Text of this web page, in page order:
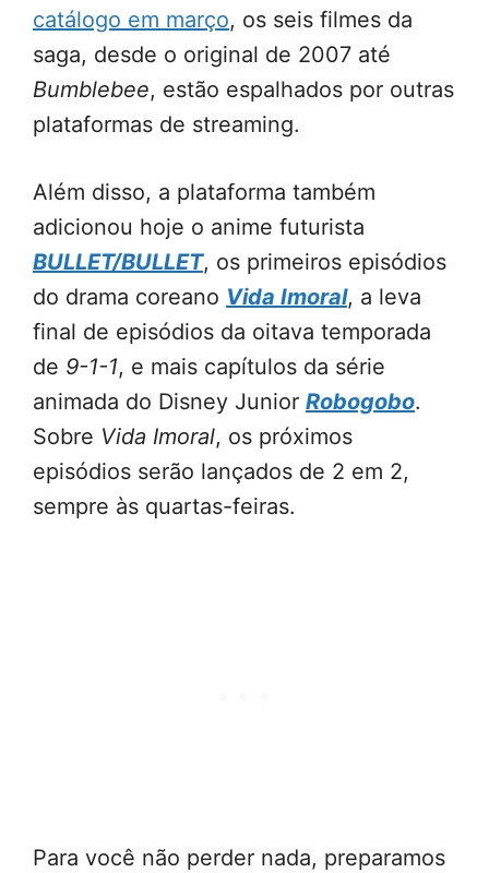
catálogo em março, os seis filmes da
saga, desde o original de 2007 até
Bumblebee, estão espalhados por outras
plataformas de streaming.
Além disso, a plataforma também
adicionou hoje o anime futurista
BULLET/BULLET, os primeiros episódios
do drama coreano Vida Imoral, a leva
final de episódios da oitava temporada
de 9-1-1, e mais capítulos da série
animada do Disney Junior Robogobo.
Sobre Vida Imoral, os próximos
episódios serão lançados de 2 em 2,
sempre às quartas-feiras.
Para você não perder nada, preparamos